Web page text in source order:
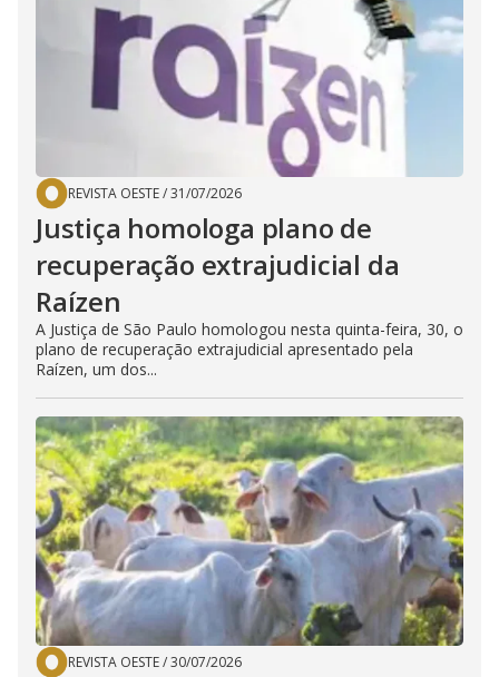
REVISTA OESTE/31/07/2026
Justiça homologa plano de
recuperação extrajudicial da
Raízen
A Justiça de São Paulo homologou nesta quinta-feira, 30, o
plano de recuperação extrajudicial apresentado pela
Raízen, um dos...
REVISTA OESTE/30/07/2026